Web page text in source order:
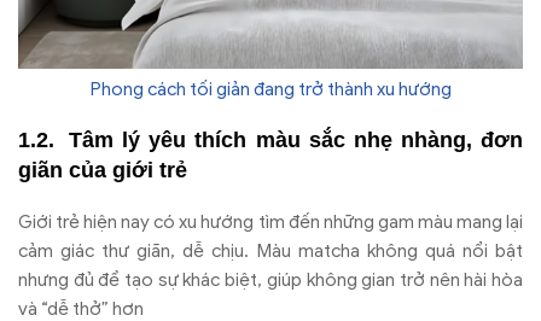
Phong cách tối giản đang trở thành xu hướng
Tâm lý yêu thích màu sắc nhẹ nhàng, đơn
giãn của giới trẻ
Giới trẻ hiện nay có xu hướng tìm đến những gam màu mang lại
cảm giác thư giãn, dễ chịu. Màu matcha không quá nổi bật
nhưng đủ để tạo sự khác biệt, giúp không gian trở nên hài hòa
và “dễ thở” hơn